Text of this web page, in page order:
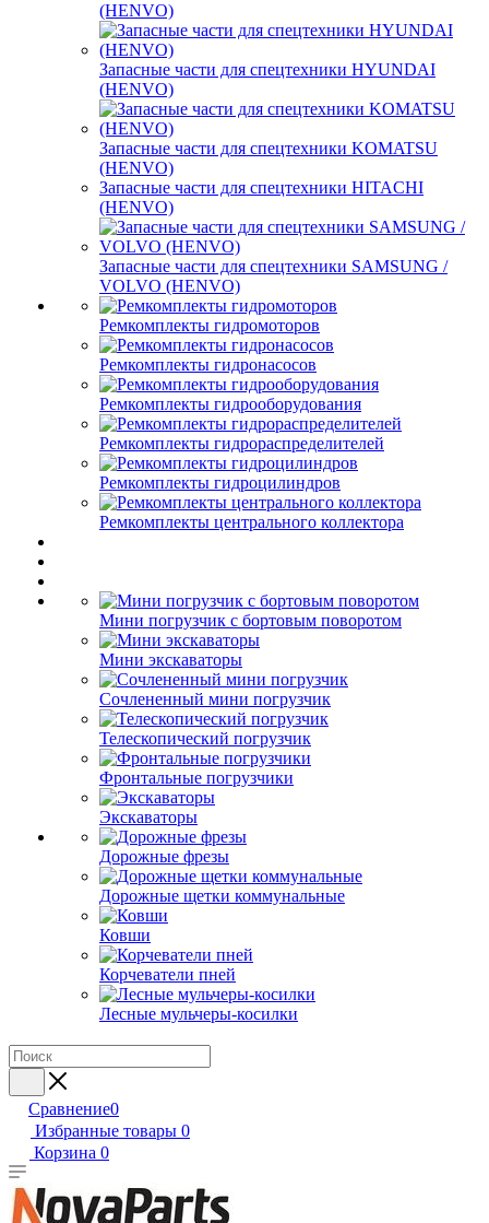
(HENVO)
Запасные части для спецтехники HYUNDAI
(HENVO)
Запасные части для спецтехники KOMATSU
(HENVO)
Запасные части для спецтехники HITACHI
(HENVO)
Запасные части для спецтехники SAMSUNG /
VOLVO (HENVO)
Ремкомплекты гидромоторов
Ремкомплекты гидронасосов
Ремкомплекты гидрооборудования
Ремкомплекты гидрораспределителей
Ремкомплекты гидроцилиндров
Ремкомплекты центрального коллектора
Мини погрузчик с бортовым поворотом
Мини экскаваторы
Сочлененный мини погрузчик
Телескопический погрузчик
Фронтальные погрузчики
Экскаваторы
Дорожные фрезы
Дорожные щетки коммунальные
Ковши
Корчеватели пней
Лесные мульчеры-косилки
Сравнение0
Избранные товары 0
Корзина 0